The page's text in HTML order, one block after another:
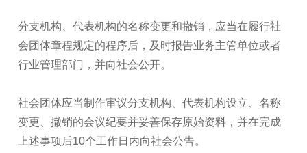
分支机构、代表机构的名称变更和撤销，应当在履行社
会团体章程规定的程序后，及时报告业务主管单位或者
行业管理部门，并向社会公开。
社会团体应当制作审议分支机构、代表机构设立、名称
变更、撤销的会议纪要并妥善保存原始资料，并在完成
上述事项后10个工作日内向社会公告。